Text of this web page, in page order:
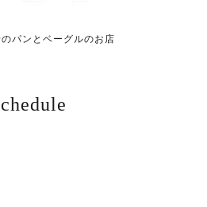
パンとベーグルのお店